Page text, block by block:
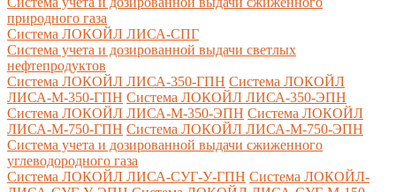
природного газа
Система ЛОКОЙЛ ЛИСА-СПГ
Система учета и дозированной выдачи светлых
нефтепродуктов
Система ЛОКОЙЛ ЛИСА-350-ГПН Система ЛОКОЙЛ
ЛИСА-М-350-ГПН Система ЛОКОЙЛ ЛИСА-350-ЭПН
Система ЛОКОЙЛ ЛИСА-М-350-ЭПН Система ЛОКОЙЛ
ЛИСА-М-750-ГПН Система ЛОКОЙЛ ЛИСА-М-750-ЭПН
Система учета и дозированной выдачи сжиженного
углеводородного газа
Система ЛОКОЙЛ ЛИСА-СУГ-У-ГПН Система ЛОКОЙЛ-